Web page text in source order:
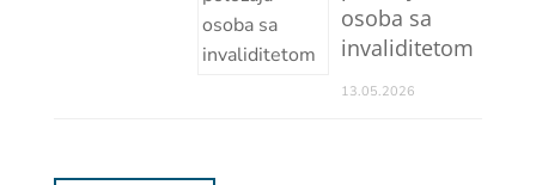
osoba sa
invaliditetom
13.05.2026